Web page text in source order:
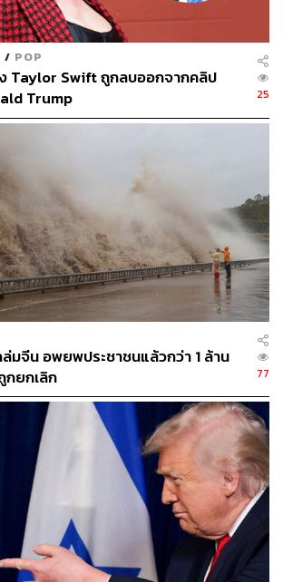
นวยการสภาเศรษฐกิจแห่งชาติ (NEC)
บุเมื่อวานนี้ (30 มิถุนายน) ว่า การเจรจา
อยู่ แม้ทรัมป์จะโพสต์ข้อความข่มขู่ไป
ธมิตรทางเศรษฐกิจสำคัญของสหรัฐฯ แต่
ในลักษณะนี้ อาจส่งผลต่อเสถียรภาพ
ยะยาว โดยเฉพาะในห้วงเวลาที่เศรษฐกิจ
ากผลกระทบของสงครามภาษีที่ทวีความ
ายภูมิภาค
/ File Photo / REUTERS
2025/06/30/business/trump-ja
Reciprocal Tariffs
TARIFF WAR
Donald Trump USA
ข้าว
เข้า
/ POP
Taylor Swift ถูกลบออกจากคลิป
Trump
25
จีน อพยพประชาชนแล้วกว่า 1 ล้าน
กยกเลิก
77